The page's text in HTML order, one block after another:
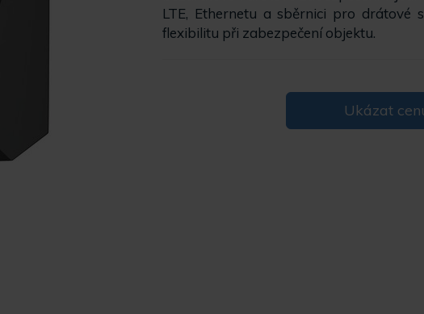
LTE, Ethernetu a sběrnici pro drátové
flexibilitu při zabezpečení objektu.
Ukázat